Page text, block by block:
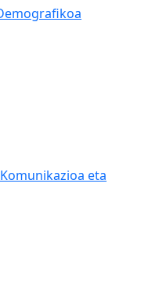
Komunikazioa eta